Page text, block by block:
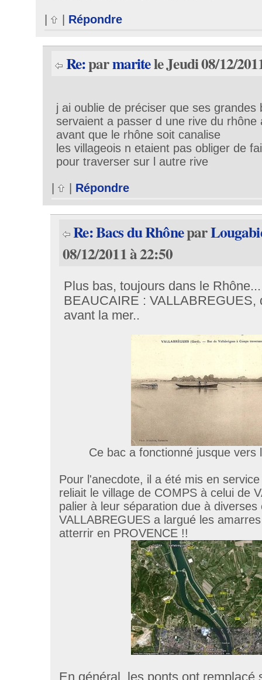
| | Répondre
Re:parmaritele Jeudi 08/12/
j ai oublie de préciser que ses grandes
servaient a passer d une rive du
avant que le rhône soit canalise
les villageois n etaient pas obliger de
pour traverser sur l autre rive
| Répondre
Re: Bacs du Rhônepar
08/12/2011 à 22:50
Plus bas, toujours dans le
BEAUCAIRE : VALLABREGUES,
avant la mer..
Ce bac a fonctionné jusque vers
Pour l'anecdote, il a été mis en
reliait le village de COMPS à celui de
palier à leur séparation due à
VALLABREGUES a largué les
atterrir en PROVENCE !!
En général, les ponts ont remplacé